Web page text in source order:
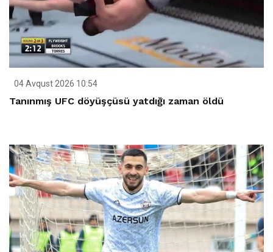
04 Avqust 2026 10:54
Tanınmış UFC döyüşçüsü yatdığı zaman öldü